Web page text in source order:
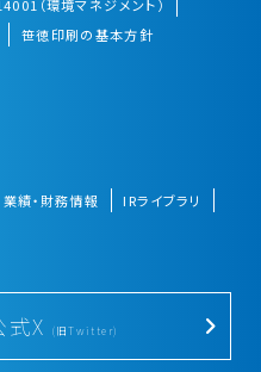
（環境マネジメント）
笹徳印刷の基本方針
業績・財務情報
IRライブラリ
式X (旧Twitter)